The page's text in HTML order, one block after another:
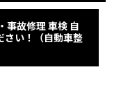
事故修理 車検 自
さい！（自動車整